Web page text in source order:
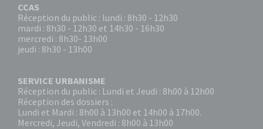
CCAS
Réception du public : lundi : 8h30 - 12h30
mardi : 8h30 - 12h30 et 14h30 - 16h30
mercredi : 8h30- 13h00
jeudi : 8h30 - 13h00
SERVICE URBANISME
Réception du public : Lundi et Jeudi : 8h00 à 12h00
Réception des dossiers :
Lundi et Mardi : 8h00 à 13h00 et 14h00 à 17h00.
Mercredi, Jeudi, Vendredi : 8h00 à 13h00